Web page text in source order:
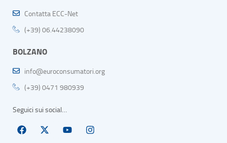
Contatta ECC-Net
(+39) 06.44238090
BOLZANO
info@euroconsumatori.org
(+39) 0471 980939
Seguici sui social…